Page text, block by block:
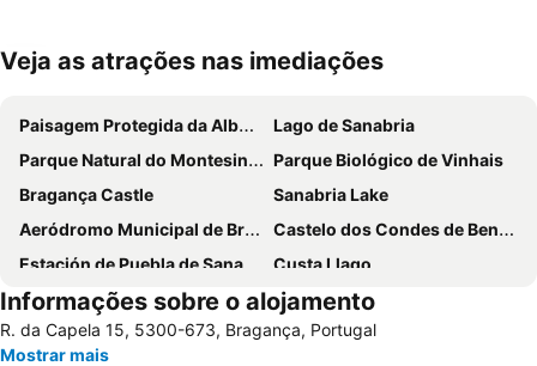
Ampliar mapa
Veja as atrações nas imediações
Paisagem Protegida da Albufeira do Azibo
Lago de Sanabria
Parque Natural do Montesinho
Parque Biológico de Vinhais
Bragança Castle
Sanabria Lake
Aeródromo Municipal de Bragança
Castelo dos Condes de Benavente
Estación de Puebla de Sanabria
Custa Llago
Informações sobre o alojamento
R. da Capela 15, 5300-673, Bragança, Portugal
Mostrar mais